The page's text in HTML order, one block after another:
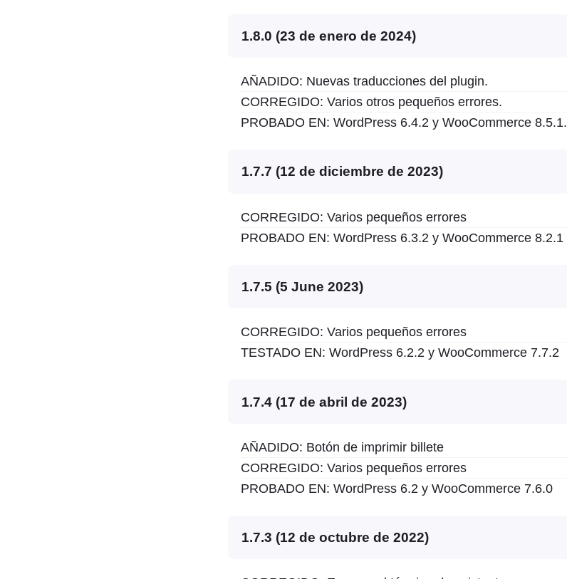
1.8.0 (23 de enero de 2024)
AÑADIDO: Nuevas traducciones del plugin.
CORREGIDO: Varios otros pequeños errores.
PROBADO EN: WordPress 6.4.2 y WooCommerce 8.5.1.
1.7.7 (12 de diciembre de 2023)
CORREGIDO: Varios pequeños errores
PROBADO EN: WordPress 6.3.2 y WooCommerce 8.2.1
1.7.5 (5 June 2023)
CORREGIDO: Varios pequeños errores
TESTADO EN: WordPress 6.2.2 y WooCommerce 7.7.2
1.7.4 (17 de abril de 2023)
AÑADIDO: Botón de imprimir billete
CORREGIDO: Varios pequeños errores
PROBADO EN: WordPress 6.2 y WooCommerce 7.6.0
1.7.3 (12 de octubre de 2022)